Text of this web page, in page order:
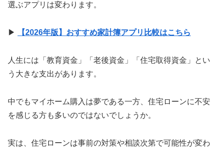
選ぶアプリは変わります。
▶︎ 【2026年版】おすすめ家計簿アプリ比較はこちら
人生には「教育資金」「老後資金」「住宅取得資金」とい
う大きな支出があります。
中でもマイホーム購入は夢である一方、住宅ローンに不安
を感じる方も多いのではないでしょうか。
実は、住宅ローンは事前の対策や相談次第で可能性が変わ